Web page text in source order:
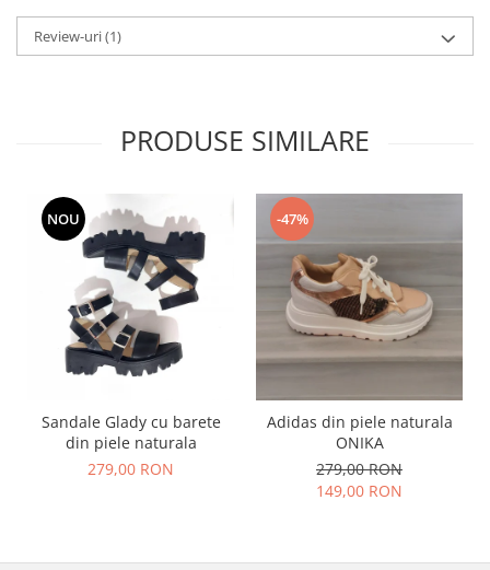
Review-uri(1)
PRODUSE SIMILARE
NOU
Sandale Glady cu barete
din piele naturala
279,00 RON
-47%
Adidas din piele naturala
ONIKA
279,00 RON
149,00 RON